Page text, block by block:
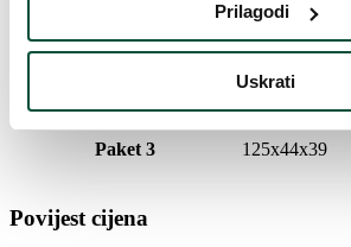
Prilagodi
Uskrati
125x44x39
Toplo bijela
Paket 3 125x44x39
Povijest cijena